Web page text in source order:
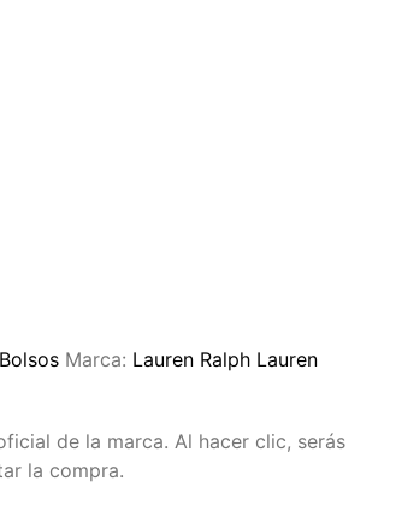
Bolsos Marca: Lauren Ralph Lauren
de la marca. Al hacer clic, serás
la compra.